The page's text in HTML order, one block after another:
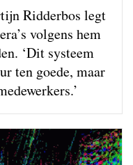
Ridderbos legt
volgens hem
‘Dit systeem
ten goede, maar